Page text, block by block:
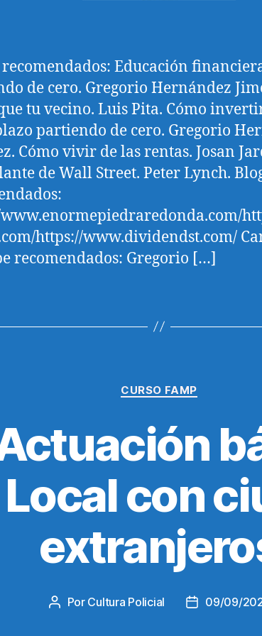
Educación
de cero. Gregorio Hernández
tu vecino. Luis Pita. Cómo
partiendo de cero. Gregorio
Cómo vivir de las rentas. Josan
de Wall Street. Peter Lynch.
https://www.dividendst.com/
recomendados: Gregorio […]
Categorías
CURSO FAMP
con
Autor
Por Cultura Policial
Fecha09/09/